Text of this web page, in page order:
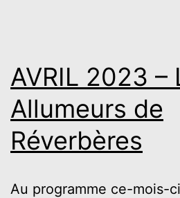
AVRIL 2023 –
Allumeurs de
Réverbères
Au programme ce-mois-